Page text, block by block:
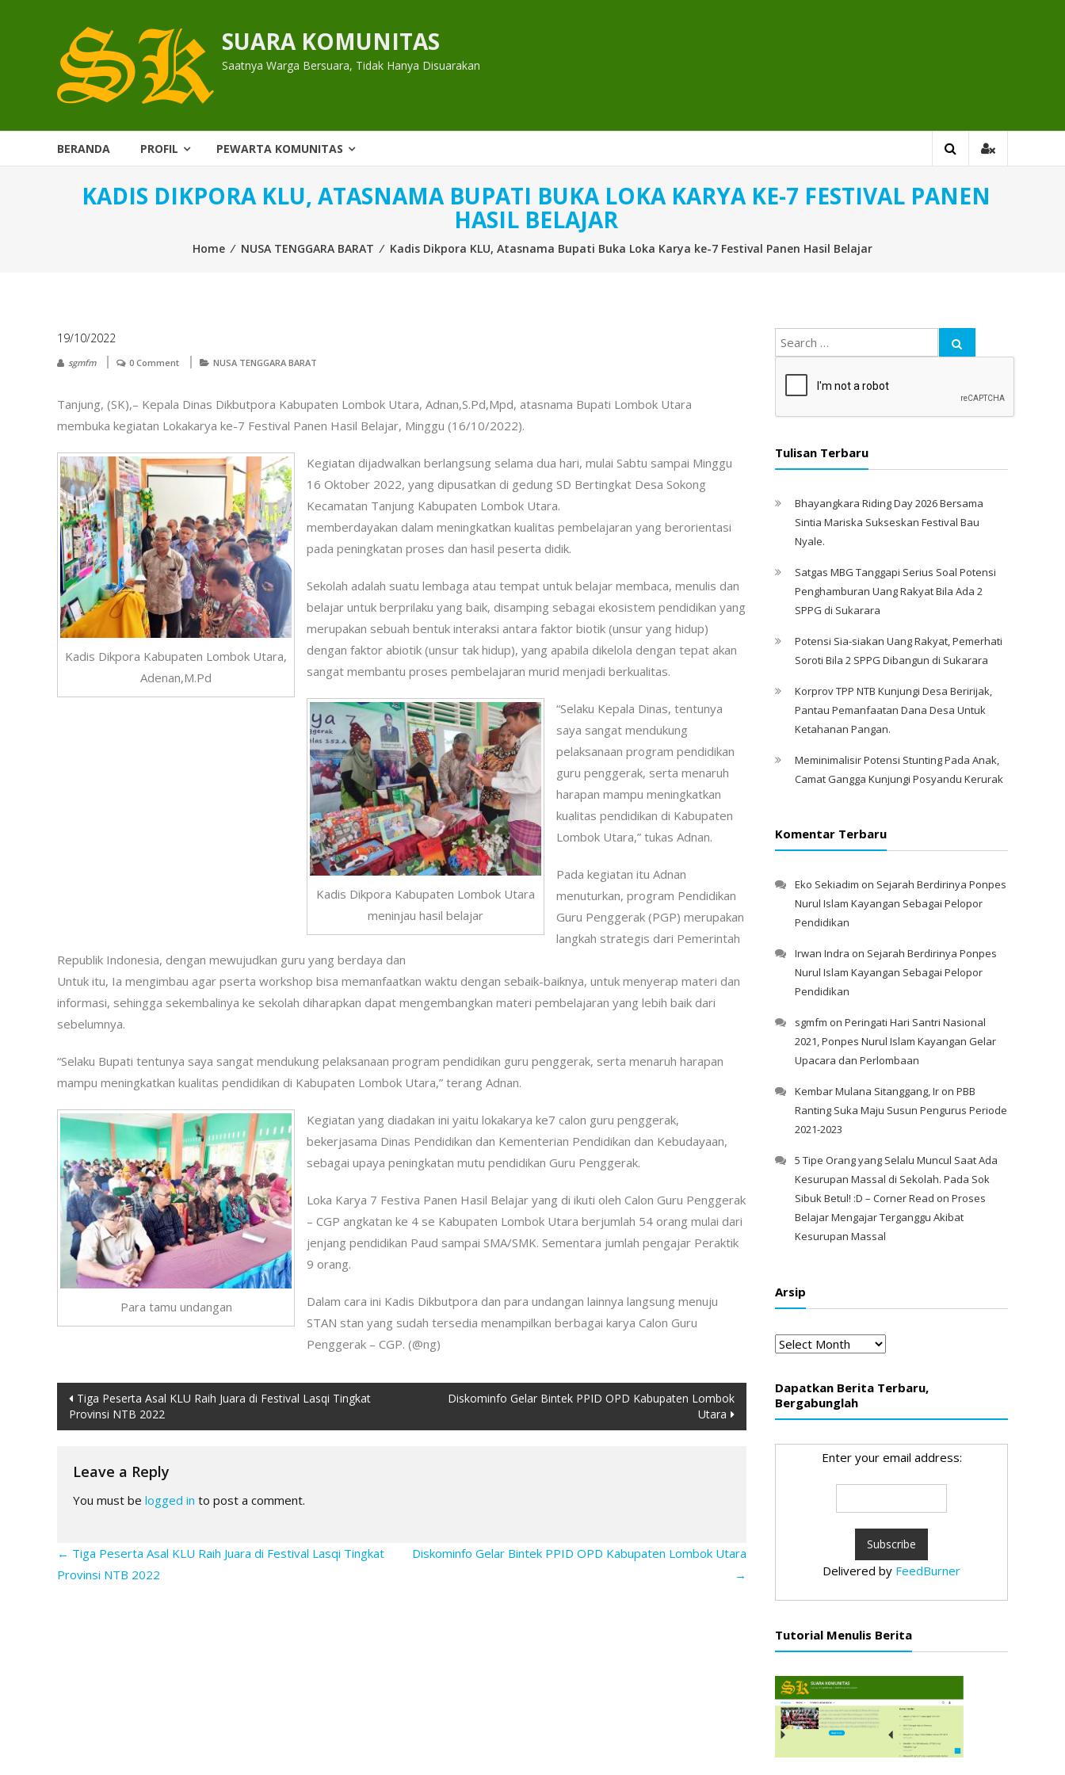
SUARA KOMUNITAS
Saatnya Warga Bersuara, Tidak Hanya Disuarakan
BERANDA PROFIL PEWARTA KOMUNITAS
KADIS DIKPORA KLU, ATASNAMA BUPATI BUKA LOKA KARYA KE-7 FESTIVAL PANEN
HASIL BELAJAR
Home ⁄ NUSA TENGGARA BARAT ⁄ Kadis Dikpora KLU, Atasnama Bupati Buka Loka Karya ke-7 Festival Panen Hasil Belajar
19/10/2022
sgmfm 0 Comment NUSA TENGGARA BARAT
Tanjung, (SK),– Kepala Dinas Dikbutpora Kabupaten Lombok Utara, Adnan,S.Pd,Mpd, atasnama Bupati Lombok Utara
membuka kegiatan Lokakarya ke-7 Festival Panen Hasil Belajar, Minggu (16/10/2022).
Kadis Dikpora Kabupaten Lombok Utara,
Adenan,M.Pd
Kegiatan dijadwalkan berlangsung selama dua hari, mulai Sabtu sampai Minggu
16 Oktober 2022, yang dipusatkan di gedung SD Bertingkat Desa Sokong
Kecamatan Tanjung Kabupaten Lombok Utara.
memberdayakan dalam meningkatkan kualitas pembelajaran yang berorientasi
pada peningkatan proses dan hasil peserta didik.
Sekolah adalah suatu lembaga atau tempat untuk belajar membaca, menulis dan
belajar untuk berprilaku yang baik, disamping sebagai ekosistem pendidikan yang
merupakan sebuah bentuk interaksi antara faktor biotik (unsur yang hidup)
dengan faktor abiotik (unsur tak hidup), yang apabila dikelola dengan tepat akan
sangat membantu proses pembelajaran murid menjadi berkualitas.
Kadis Dikpora Kabupaten Lombok Utara
meninjau hasil belajar
“Selaku Kepala Dinas, tentunya
saya sangat mendukung
pelaksanaan program pendidikan
guru penggerak, serta menaruh
harapan mampu meningkatkan
kualitas pendidikan di Kabupaten
Lombok Utara,” tukas Adnan.
Pada kegiatan itu Adnan
menuturkan, program Pendidikan
Guru Penggerak (PGP) merupakan
langkah strategis dari Pemerintah
Republik Indonesia, dengan mewujudkan guru yang berdaya dan
Untuk itu, Ia mengimbau agar pserta workshop bisa memanfaatkan waktu dengan sebaik-baiknya, untuk menyerap materi dan
informasi, sehingga sekembalinya ke sekolah diharapkan dapat mengembangkan materi pembelajaran yang lebih baik dari
sebelumnya.
“Selaku Bupati tentunya saya sangat mendukung pelaksanaan program pendidikan guru penggerak, serta menaruh harapan
mampu meningkatkan kualitas pendidikan di Kabupaten Lombok Utara,” terang Adnan.
Para tamu undangan
Kegiatan yang diadakan ini yaitu lokakarya ke7 calon guru penggerak,
bekerjasama Dinas Pendidikan dan Kementerian Pendidikan dan Kebudayaan,
sebagai upaya peningkatan mutu pendidikan Guru Penggerak.
Loka Karya 7 Festiva Panen Hasil Belajar yang di ikuti oleh Calon Guru Penggerak
– CGP angkatan ke 4 se Kabupaten Lombok Utara berjumlah 54 orang mulai dari
jenjang pendidikan Paud sampai SMA/SMK. Sementara jumlah pengajar Peraktik
9 orang.
Dalam cara ini Kadis Dikbutpora dan para undangan lainnya langsung menuju
STAN stan yang sudah tersedia menampilkan berbagai karya Calon Guru
Penggerak – CGP. (@ng)
Post
navigation
Tiga Peserta Asal KLU Raih Juara di Festival Lasqi Tingkat
Provinsi NTB 2022
Diskominfo Gelar Bintek PPID OPD Kabupaten Lombok
Utara
Leave a Reply
You must be logged in to post a comment.
← Tiga Peserta Asal KLU Raih Juara di Festival Lasqi Tingkat
Provinsi NTB 2022
Diskominfo Gelar Bintek PPID OPD Kabupaten Lombok Utara
→
Tulisan Terbaru
Bhayangkara Riding Day 2026 Bersama
Sintia Mariska Sukseskan Festival Bau
Nyale. ‎
Satgas MBG Tanggapi Serius Soal Potensi
Penghamburan Uang Rakyat Bila Ada 2
SPPG di Sukarara
Potensi Sia-siakan Uang Rakyat, Pemerhati
Soroti Bila 2 SPPG Dibangun di Sukarara
Korprov TPP NTB Kunjungi Desa Beririjak,
Pantau Pemanfaatan Dana Desa Untuk
Ketahanan Pangan.
Meminimalisir Potensi Stunting Pada Anak,
Camat Gangga Kunjungi Posyandu Kerurak
Komentar Terbaru
Eko Sekiadim on Sejarah Berdirinya Ponpes
Nurul Islam Kayangan Sebagai Pelopor
Pendidikan
Irwan Indra on Sejarah Berdirinya Ponpes
Nurul Islam Kayangan Sebagai Pelopor
Pendidikan
sgmfm on Peringati Hari Santri Nasional
2021, Ponpes Nurul Islam Kayangan Gelar
Upacara dan Perlombaan
Kembar Mulana Sitanggang, Ir on PBB
Ranting Suka Maju Susun Pengurus Periode
2021-2023
5 Tipe Orang yang Selalu Muncul Saat Ada
Kesurupan Massal di Sekolah. Pada Sok
Sibuk Betul! :D – Corner Read on Proses
Belajar Mengajar Terganggu Akibat
Kesurupan Massal
Arsip
Arsip
Dapatkan Berita Terbaru,
Bergabunglah
Enter your email address:
Delivered by FeedBurner
Tutorial Menulis Berita